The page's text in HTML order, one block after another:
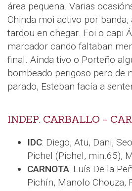
área pequena. Varias
Chinda moi activo por banda,
tardou en chegar. Foi o capi
marcador cando faltaban
final. Aínda tivo o Porteño
bombeado perigoso pero de
parado, Esteban facía a
INDEP. CARBALLO -
IDC: Diego, Atu, Dani,
Pichel (Pichel, min.65),
CARNOTA: Luís De la
Pichín, Manolo Chouza,